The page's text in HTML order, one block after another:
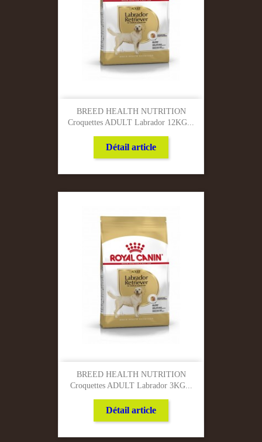
BREED HEALTH NUTRITION
Croquettes ADULT Labrador 12KG...
Détail article
BREED HEALTH NUTRITION
Croquettes ADULT Labrador 3KG...
Détail article